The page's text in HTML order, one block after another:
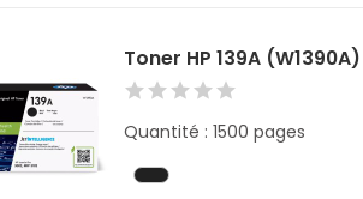
Toner HP 139A
Quantité : 1500 pages